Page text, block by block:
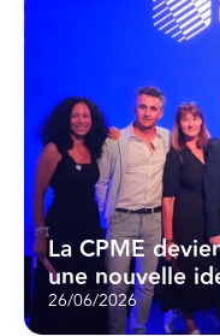
La CPME
une nouvelle
26/06/2026